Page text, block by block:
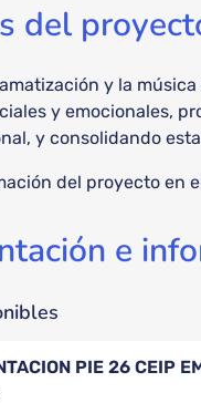
del
y la
y emocionales,
y consolidando
del proyecto en
e
PIE 26 CEIP